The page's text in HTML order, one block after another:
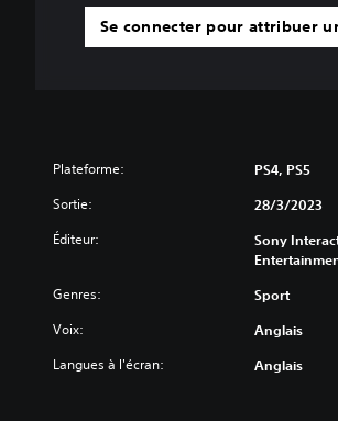
Se connecter pour attribuer
Plateforme: PS4, PS5
Sortie: 28/3/2023
Éditeur:
Sony
Genres: Sport
Voix: Anglais
Langues à l'écran: Anglais